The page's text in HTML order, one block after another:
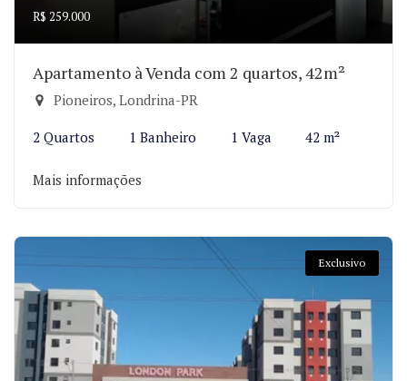
R$ 259.000
Apartamento à Venda com 2 quartos, 42m²
Pioneiros, Londrina-PR
2 Quartos 1 Banheiro 1 Vaga 42 m²
Mais informações
Exclusivo